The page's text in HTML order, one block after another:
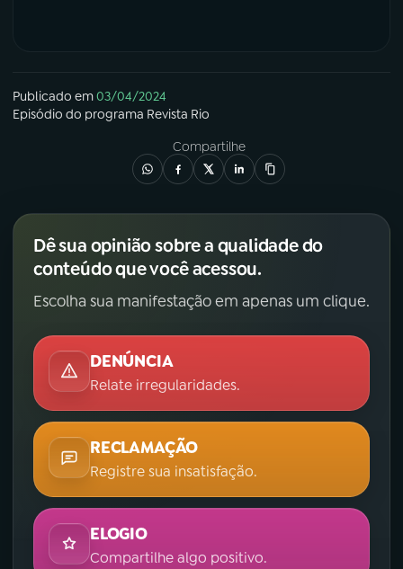
Publicado em03/04/2024
Episódio do programa Revista Rio
Compartilhe
Dê sua opinião sobre a qualidade do
conteúdo que você acessou.
Escolha sua manifestação em apenas um clique.
DENÚNCIA
Relate irregularidades.
RECLAMAÇÃO
Registre sua insatisfação.
ELOGIO
Compartilhe algo positivo.